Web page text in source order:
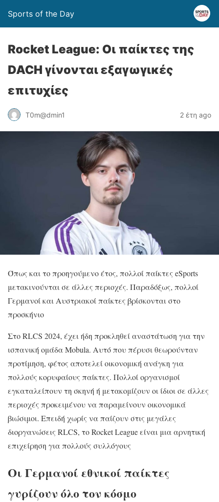
Sports of the Day
Rocket League: Οι παίκτες της
DACH γίνονται εξαγωγικές
επιτυχίες
T0m@dmin1 2 έτη ago
Όπως και το προηγούμενο έτος, πολλοί παίκτες eSports
μετακινούνται σε άλλες περιοχές. Παραδόξως, πολλοί
Γερμανοί και Αυστριακοί παίκτες βρίσκονται στο
προσκήνιο
Στο RLCS 2024, έχει ήδη προκληθεί αναστάτωση για την
ισπανική ομάδα Mobula. Αυτό που πέρυσι θεωρούνταν
προτίμηση, φέτος αποτελεί οικονομική ανάγκη για
πολλούς κορυφαίους παίκτες. Πολλοί οργανισμοί
εγκαταλείπουν τη σκηνή ή μετακομίζουν οι ίδιοι σε άλλες
περιοχές προκειμένου να παραμείνουν οικονομικά
βιώσιμοι. Επειδή χωρίς να παίζουν στις μεγάλες
διοργανώσεις RLCS, το Rocket League είναι μια αρνητική
επιχείρηση για πολλούς συλλόγους
Οι Γερμανοί εθνικοί παίκτες
γυρίζουν όλο τον κόσμο